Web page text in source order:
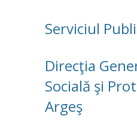
Serviciul
Direcţia
Socială şi
Argeş